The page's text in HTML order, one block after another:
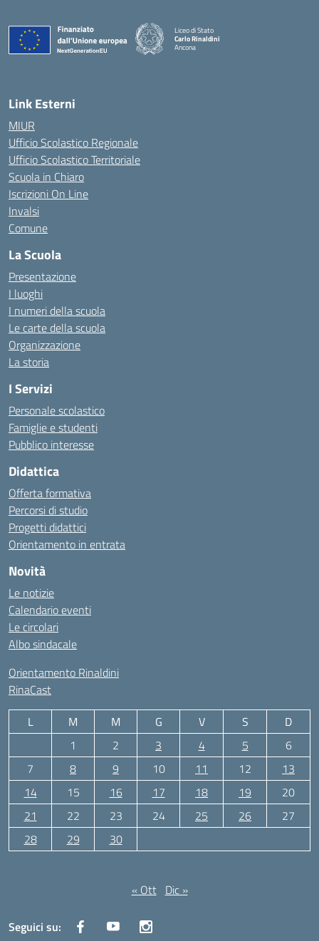
Liceo di Stato
Carlo Rinaldini
Ancona
Link Esterni
MIUR
Ufficio Scolastico Regionale
Ufficio Scolastico Territoriale
Scuola in Chiaro
Iscrizioni On Line
Invalsi
Comune
La Scuola
Presentazione
I luoghi
I numeri della scuola
Le carte della scuola
Organizzazione
La storia
I Servizi
Personale scolastico
Famiglie e studenti
Pubblico interesse
Didattica
Offerta formativa
Percorsi di studio
Progetti didattici
Orientamento in entrata
Novità
Le notizie
Calendario eventi
Le circolari
Albo sindacale
Orientamento Rinaldini
RinaCast
L M M G V S
D
1
2 3 4 5
6
7
8 9 10 11 12
13
14
15 16 17 18 19
20
21
22 23 24 25 26
27
28
29 30
« Ott Dic »
Seguici su: